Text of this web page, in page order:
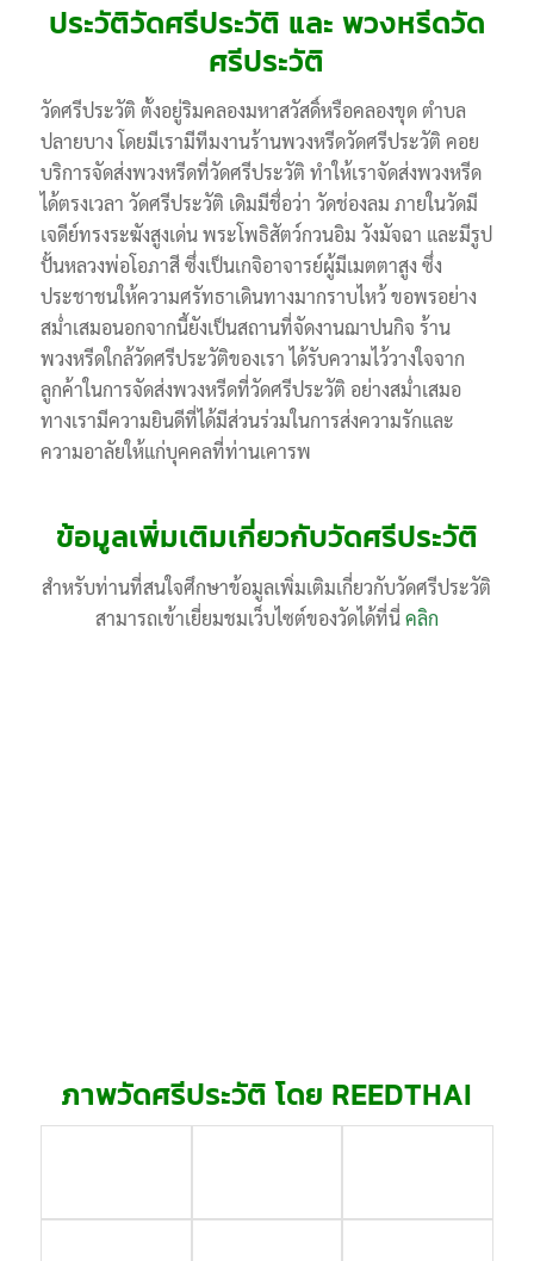
ประวัติวัดศรีประวัติ และ พวงหรีดวัด
ศรีประวัติ
วัดศรีประวัติ ตั้งอยู่ริมคลองมหาสวัสดิ์หรือคลองขุด ตำบล
ปลายบาง โดยมีเรามีทีมงานร้านพวงหรีดวัดศรีประวัติ คอย
บริการจัดส่งพวงหรีดที่วัดศรีประวัติ ทำให้เราจัดส่งพวงหรีด
ได้ตรงเวลา วัดศรีประวัติ เดิมมีชื่อว่า วัดช่องลม ภายในวัดมี
เจดีย์ทรงระฆังสูงเด่น พระโพธิสัตว์กวนอิม วังมัจฉา และมีรูป
ปั้นหลวงพ่อโอภาสี ซึ่งเป็นเกจิอาจารย์ผู้มีเมตตาสูง ซึ่ง
ประชาชนให้ความศรัทธาเดินทางมากราบไหว้ ขอพรอย่าง
สม่ำเสมอนอกจากนี้ยังเป็นสถานที่จัดงานฌาปนกิจ ร้าน
พวงหรีดใกล้วัดศรีประวัติของเรา ได้รับความไว้วางใจจาก
ลูกค้าในการจัดส่งพวงหรีดที่วัดศรีประวัติ อย่างสม่ำเสมอ
ทางเรามีความยินดีที่ได้มีส่วนร่วมในการส่งความรักและ
ความอาลัยให้แก่บุคคลที่ท่านเคารพ
ข้อมูลเพิ่มเติมเกี่ยวกับวัดศรีประวัติ
สำหรับท่านที่สนใจศึกษาข้อมูลเพิ่มเติมเกี่ยวกับวัดศรีประวัติ
สามารถเข้าเยี่ยมชมเว็บไซต์ของวัดได้ที่นี่คลิก
ภาพวัดศรีประวัติ โดย REEDTHAI